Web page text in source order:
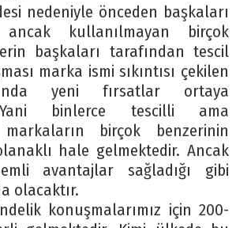
nedeniyle önceden başkaları
kullanılmayan birçok
başkaları tarafından tescil
marka ismi sıkıntısı çekilen
yeni fırsatlar ortaya
Yani binlerce tescilli ama
markaların birçok benzerinin
hale gelmektedir. Ancak
avantajlar sağladığı gibi
olacaktır.
konuşmalarımız için 200-